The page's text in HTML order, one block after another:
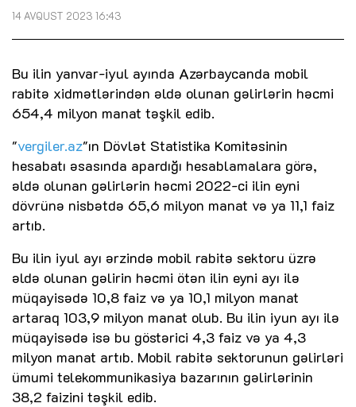
14 AVQUST 2023 16:43
Bu ilin yanvar-iyul ayında Azərbaycanda mobil
rabitə xidmətlərindən əldə olunan gəlirlərin həcmi
654,4 milyon manat təşkil edib.
"vergiler.az"ın Dövlət Statistika Komitəsinin
hesabatı əsasında apardığı hesablamalara görə,
əldə olunan gəlirlərin həcmi 2022-ci ilin eyni
dövrünə nisbətdə 65,6 milyon manat və ya 11,1 faiz
artıb.
Bu ilin iyul ayı ərzində mobil rabitə sektoru üzrə
əldə olunan gəlirin həcmi ötən ilin eyni ayı ilə
müqayisədə 10,8 faiz və ya 10,1 milyon manat
artaraq 103,9 milyon manat olub. Bu ilin iyun ayı ilə
müqayisədə isə bu göstərici 4,3 faiz və ya 4,3
milyon manat artıb. Mobil rabitə sektorunun gəlirləri
ümumi telekommunikasiya bazarının gəlirlərinin
38,2 faizini təşkil edib.